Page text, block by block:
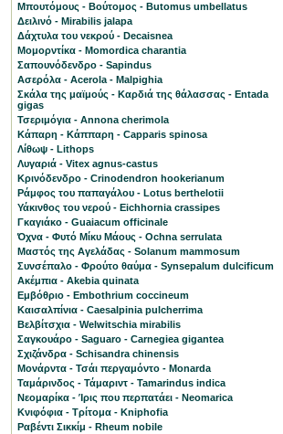
Μπουτόμους - Βούτομος - Butomus umbellatus
Δειλινό - Mirabilis jalapa
Δάχτυλα του νεκρού - Decaisnea
Μομορντίκα - Momordica charantia
Σαπουνόδενδρο - Sapindus
Ασερόλα - Acerola - Malpighia
Σκάλα της μαϊμούς - Καρδιά της θάλασσας - Entada
gigas
Τσεριμόγια - Annona cherimola
Κάπαρη - Κάππαρη - Capparis spinosa
Λίθωψ - Lithops
Λυγαριά - Vitex agnus-castus
Κρινόδενδρο - Crinodendron hookerianum
Ράμφος του παπαγάλου - Lotus berthelotii
Υάκινθος του νερού - Eichhornia crassipes
Γκαγιάκο - Guaiacum officinale
Όχνα - Φυτό Μίκυ Μάους - Ochna serrulata
Μαστός της Αγελάδας - Solanum mammosum
Συνσέπαλο - Φρούτο θαύμα - Synsepalum dulcificum
Ακέμπια - Akebia quinata
Eμβόθριο - Embothrium coccineum
Καισαλπίνια - Caesalpinia pulcherrima
Βελβίτσχια - Welwitschia mirabilis
Σαγκουάρο - Saguaro - Carnegiea gigantea
Σχιζάνδρα - Schisandra chinensis
Μονάρντα - Τσάι περγαμόντο - Monarda
Ταμάρινδος - Τάμαριντ - Tamarindus indica
Νεομαρίκα - Ίρις που περπατάει - Neomarica
Κνιφόφια - Τρίτομα - Kniphofia
Ραβέντι Σικκίμ - Rheum nobile